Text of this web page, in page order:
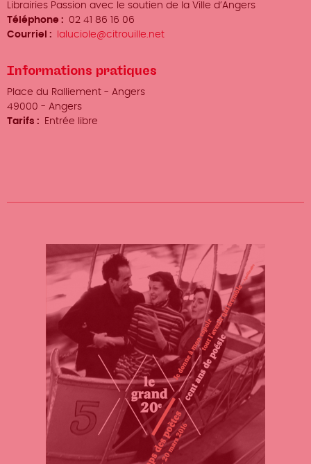
Organisateur
/
Prénom
Librairies Passion avec le soutien de la Ville d’Angers
Téléphone
02 41 86 16 06
Courriel
laluciole@citrouille.net
Informations pratiques
Lieu
Place du Ralliement - Angers
Ville
49000 - Angers
Tarifs
Entrée libre